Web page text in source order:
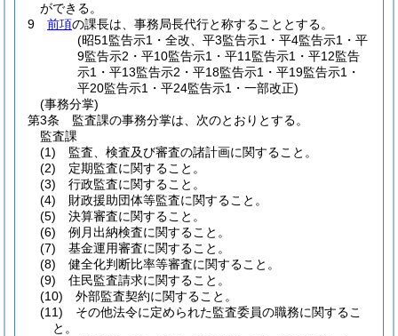
ができる。
9
前項の課長は、事務局長代行と称することとする。
(昭51監告示1・全改、平3監告示1・平4監告示1・平
9監告示2・平10監告示1・平11監告示1・平12監告
示1・平13監告示2・平18監告示1・平19監告示1・
平20監告示1・平24監告示1・一部改正)
(事務分掌)
第3条
監査課の事務分掌は、次のとおりとする。
監査課
(1)
監査、検査及び審査の諸計画に関すること。
(2)
定期監査に関すること。
(3)
行政監査に関すること。
(4)
財政援助団体等監査に関すること。
(5)
決算審査に関すること。
(6)
例月出納検査に関すること。
(7)
基金運用審査に関すること。
(8)
健全化判断比率等審査に関すること。
(9)
住民監査請求に関すること。
(10)
外部監査契約に関すること。
(11)
その他法令に定められた監査委員の職務に関するこ
と。